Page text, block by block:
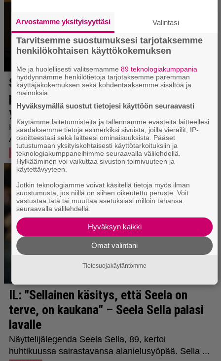
Arvostamme yksityisyyttäsi Valintasi
Tarvitsemme suostumuksesi tarjotaksemme
henkilökohtaisen käyttökokemuksen
Me ja huolellisesti valitsemamme89 teknologiakumppania
hyödynnämme henkilötietoja tarjotaksemme paremman
käyttäjäkokemuksen sekä kohdentaaksemme sisältöä ja
mainoksia.
Hyväksymällä suostut tietojesi käyttöön seuraavasti
Käytämme laitetunnisteita ja tallennamme evästeitä laitteellesi
saadaksemme tietoja esimerkiksi sivuista, joilla vierailit, IP-
osoitteestasi sekä laitteesi ominaisuuksista. Pääset
tutustumaan yksityiskohtaisesti käyttötarkoituksiin ja
teknologiakumppaneihimme seuraavalla välilehdellä.
Hylkääminen voi vaikuttaa sivuston toimivuuteen ja
käytettävyyteen.
Jotkin teknologiamme voivat käsitellä tietoja myös ilman
suostumusta, jos niillä on siihen oikeutettu peruste. Voit
vastustaa tätä tai muuttaa asetuksiasi milloin tahansa
seuraavalla välilehdellä.
Hyväksyn kaikki
Omat valintani
Tietosuojakäytäntömme